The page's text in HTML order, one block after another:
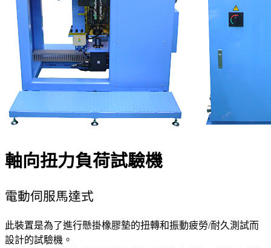
軸向扭力負荷試驗機
電動伺服馬達式
此裝置是為了進行懸掛橡膠墊的扭轉和振動疲勞/耐久測試而
設計的試驗機。